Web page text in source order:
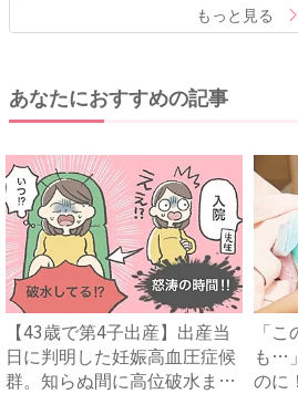
もっと見る
あなたにおすすめの記事
【43歳で第4子出産】出産当
日に判明した妊娠高血圧症候
群。知らぬ間に高位破水ま
「
も…
のに